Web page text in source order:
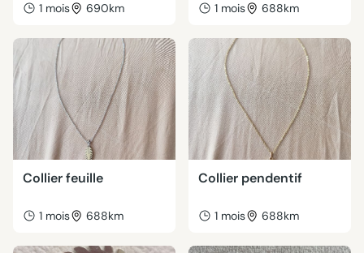
1 mois 690km 1 mois 688km
Collier feuille
1 mois 688km
Collier pendentif
1 mois 688km